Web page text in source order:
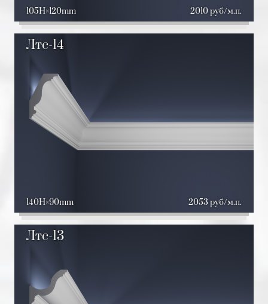
105H 120mm 2010 руб/м.п.
Лтс-14
140H 90mm 2053 руб/м.п.
Лтс-13